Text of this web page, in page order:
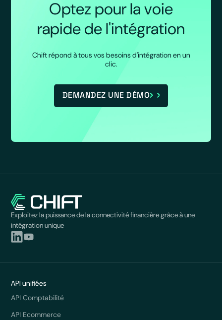
Optez pour la voie
rapide de l'intégration
Chift répond à tous vos besoins d'intégration en un
clic.
DEMANDEZ UNE DÉMO
Exploitez la puissance de la connectivité financière grâce à une
intégration unique
API unifiées
API Comptabilité
API Ecommerce